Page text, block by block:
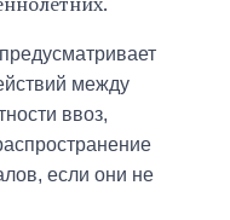
между
ввоз,
если они не